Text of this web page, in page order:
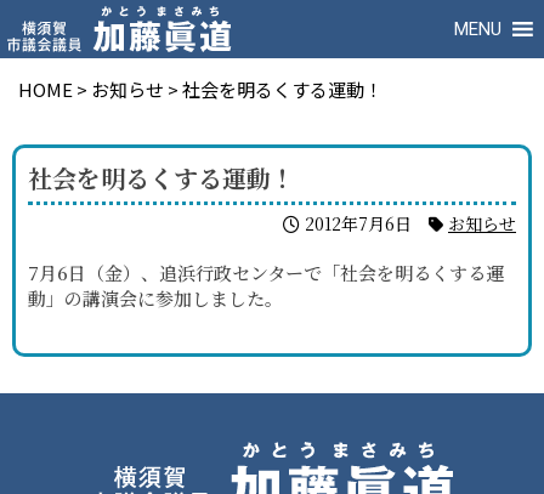
MENU
HOME > お知らせ >社会を明るくする運動！
社会を明るくする運動！
2012年7月6日 お知らせ
7月6日（金）、追浜行政センターで「社会を明るくする運
動」の講演会に参加しました。